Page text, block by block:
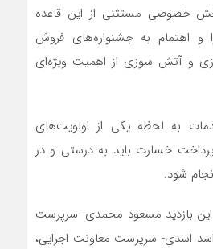
خصوصی مستثنی از این قاعده
و اهتمام به جشنواره‌های فروش
و آتش سوزی از اهمیت ویژه‌ای
به لحظه یکی از اولویت‌های
خسارت باید به درستی و در
شود.
این بازدید مسعود محمدی- سرپرست
اسدی- سرپرست معاونت اجرایی،